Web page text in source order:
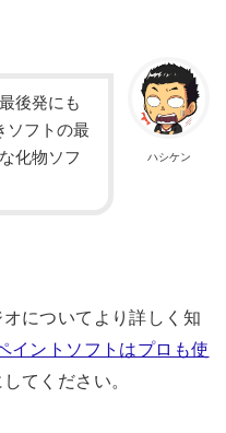
ハシケン
後発にも
ソフトの最
化物ソフ
についてより詳しく知
イントソフトはプロも使
てください。